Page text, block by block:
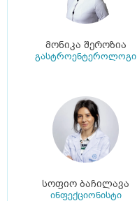
მონიკა შეროზია
გასტროენტეროლოგი
სოფიო ბაჩილავა
ინფექციონისტი